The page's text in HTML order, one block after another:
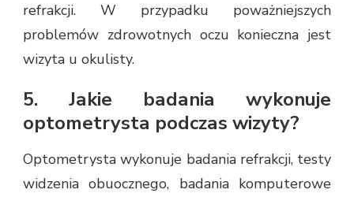
refrakcji. W przypadku poważniejszych
problemów zdrowotnych oczu konieczna jest
wizyta u okulisty.
5. Jakie badania wykonuje
optometrysta podczas wizyty?
Optometrysta wykonuje badania refrakcji, testy
widzenia obuocznego, badania komputerowe